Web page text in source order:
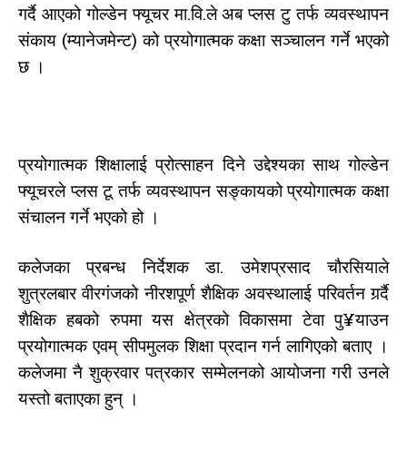
गर्दै आएको गोल्डेन फ्यूचर मा.वि.ले अब प्लस टु तर्फ व्यवस्थापन
संकाय (म्यानेजमेन्ट) को प्रयोगात्मक कक्षा सञ्चालन गर्ने भएको
छ ।
प्रयोगात्मक शिक्षालाई प्रोत्साहन दिने उद्देश्यका साथ गोल्डेन
फ्यूचरले प्लस टू तर्फ व्यवस्थापन सङ्कायको प्रयोगात्मक कक्षा
संचालन गर्ने भएको हो ।
कलेजका प्रबन्ध निर्देशक डा. उमेशप्रसाद चौरसियाले
शुत्रलबार वीरगंजको नीरशपूर्ण शैक्षिक अवस्थालाई परिवर्तन गर्र्दै
शैक्षिक हबको रुपमा यस क्षेत्रको विकासमा टेवा पु¥याउन
प्रयोगात्मक एवम् सीपमुलक शिक्षा प्रदान गर्न लागिएको बताए ।
कलेजमा नै शुक्रवार पत्रकार सम्मेलनको आयोजना गरी उनले
यस्तो बताएका हुन् ।